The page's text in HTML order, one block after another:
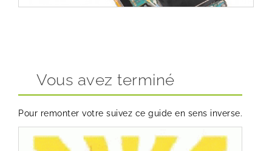
Vous avez terminé
Pour remonter votre suivez ce guide en sens inverse.